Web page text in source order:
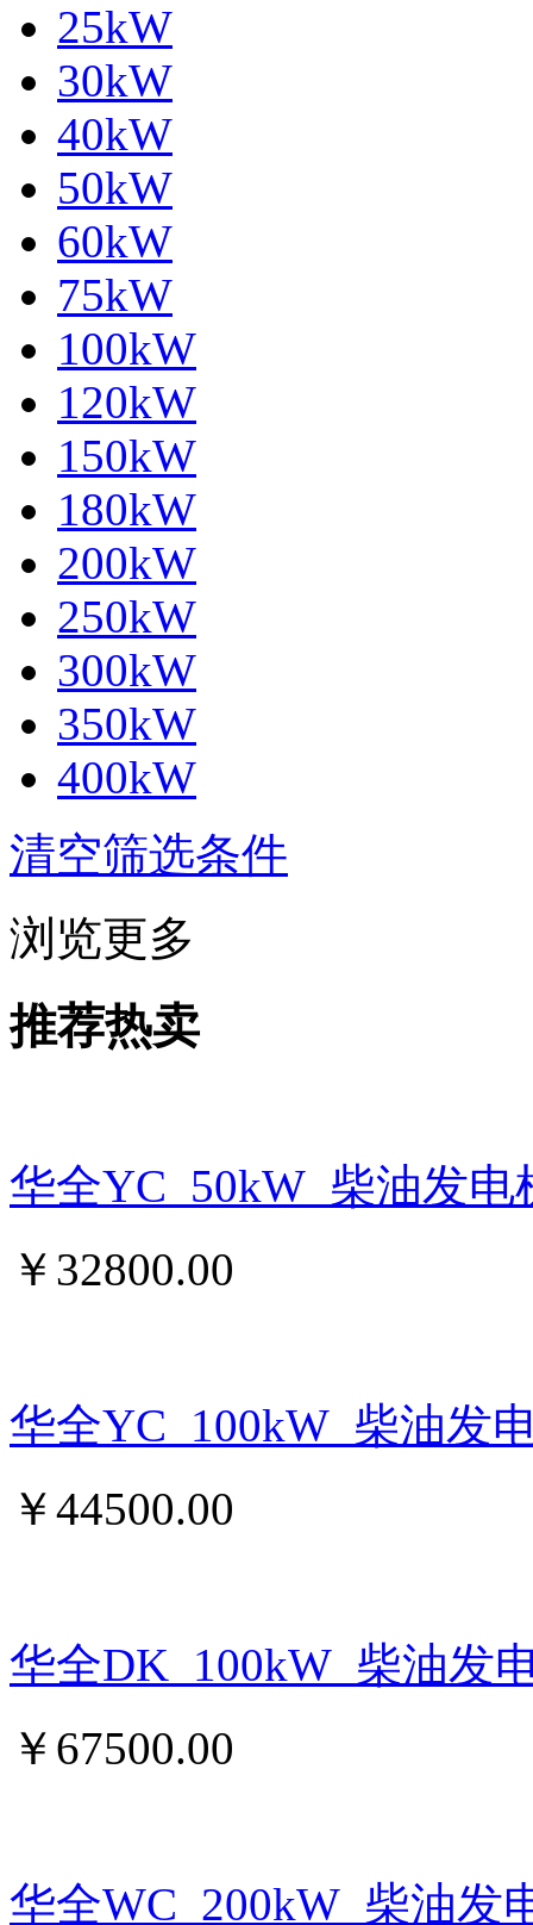
25kW
30kW
40kW
50kW
60kW
75kW
100kW
120kW
150kW
180kW
200kW
250kW
300kW
350kW
400kW
清空筛选条件
浏览更多
推荐热卖
华全YC_50kW_柴油发电
￥ 32800.00
华全YC_100kW_柴油发
￥44500.00
华全DK_100kW_柴油发
￥ 67500.00
华全WC_200kW_柴油发